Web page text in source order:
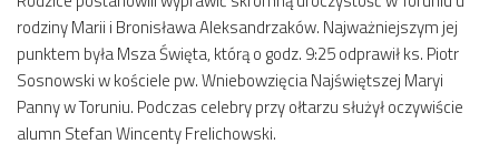
rodziny Marii i Bronisława Aleksandrzaków. Najważniejszym jej
punktem była Msza Święta, którą o godz. 9:25 odprawił ks. Piotr
Sosnowski w kościele pw. Wniebowzięcia Najświętszej Maryi
Panny w Toruniu. Podczas celebry przy ołtarzu służył oczywiście
alumn Stefan Wincenty Frelichowski.